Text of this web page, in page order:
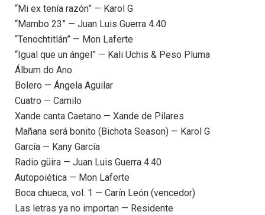
“Mi ex tenía razón” — Karol G
“Mambo 23” — Juan Luis Guerra 4.40
“Tenochtitlán” — Mon Laferte
“Igual que un ángel” — Kali Uchis & Peso Pluma
Álbum do Ano
Bolero — Ángela Aguilar
Cuatro — Camilo
Xande canta Caetano — Xande de Pilares
Mañana será bonito (Bichota Season) — Karol G
García — Kany García
Radio güira — Juan Luis Guerra 4.40
Autopoiética — Mon Laferte
Boca chueca, vol. 1 — Carín León (vencedor)
Las letras ya no importan — Residente